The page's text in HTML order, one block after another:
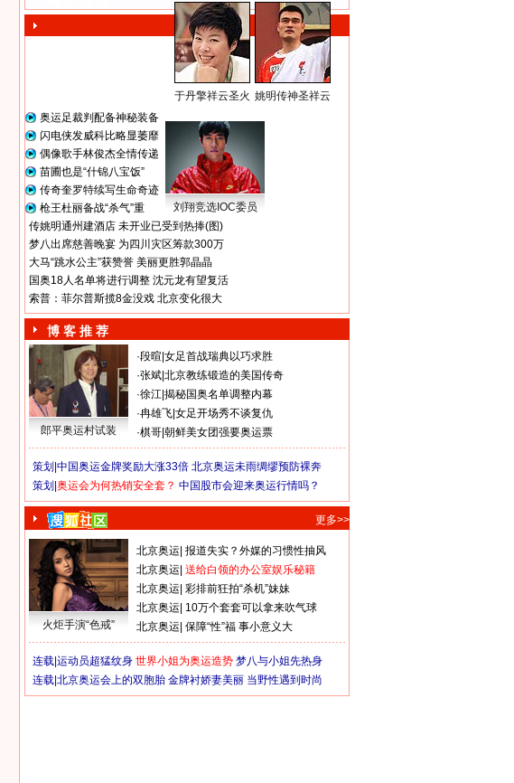
于丹擎祥云圣火 姚明传神圣祥云
奥运足裁判配备神秘装备
闪电侠发威科比略显萎靡
偶像歌手林俊杰全情传递
苗圃也是“什锦八宝饭”
传奇奎罗特续写生命奇迹
枪王杜丽备战“杀气”重
刘翔竞选IOC委员
传姚明通州建酒店 未开业已受到热捧(图)
梦八出席慈善晚宴 为四川灾区筹款300万
大马“跳水公主”获赞誉 美丽更胜郭晶晶
国奥18人名单将进行调整 沈元龙有望复活
索普：菲尔普斯揽8金没戏 北京变化很大
博 客 推 荐
郎平奥运村试装
·段暄 女足首战瑞典以巧求胜
·张斌 北京教练锻造的美国传奇
·徐江 揭秘国奥名单调整内幕
·冉雄飞 女足开场秀不谈复仇
·棋哥 朝鲜美女团强要奥运票
策划| 中国奥运金牌奖励大涨33倍 北京奥运未雨绸缪预防裸奔
策划| 奥运会为何热销安全套？ 中国股市会迎来奥运行情吗？
更多>>
火炬手演“色戒”
北京奥运 报道失实？外媒的习惯性抽风
北京奥运 送给白领的办公室娱乐秘籍
北京奥运 彩排前狂拍“杀机”妹妹
北京奥运 10万个套套可以拿来吹气球
北京奥运 保障“性”福 事小意义大
连载| 运动员超猛纹身 世界小姐为奥运造势 梦八与小姐先热身
连载| 北京奥运会上的双胞胎 金牌衬娇妻美丽 当野性遇到时尚